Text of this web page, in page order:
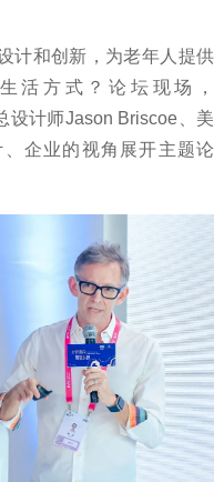
计和创新，为老年人提供
活方式？论坛现场，
设计师Jason Briscoe、美
企业的视角展开主题论